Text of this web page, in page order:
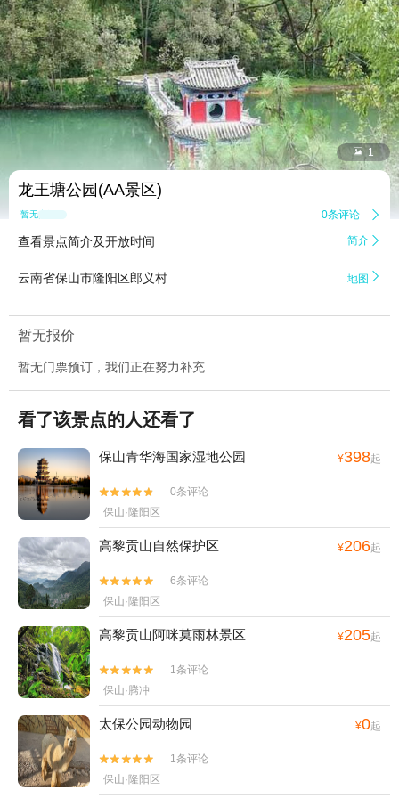
 1
龙王塘公园(AA景区)
暂无点评 0条评论 
查看景点简介及开放时间 简介 
云南省保山市隆阳区郎义村 地图 
暂无报价
暂无门票预订，我们正在努力补充
看了该景点的人还看了
保山青华海国家湿地公园 ¥398起


0条评论
保山·隆阳区
高黎贡山自然保护区 ¥206起


6条评论
保山·隆阳区
高黎贡山阿咪莫雨林景区 ¥205起


1条评论
保山·腾冲
太保公园动物园 ¥0起


1条评论
保山·隆阳区
